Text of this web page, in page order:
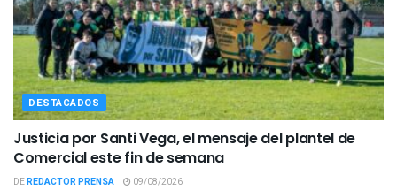
DESTACADOS
Justicia por Santi Vega, el mensaje del plantel de
Comercial este fin de semana
DEREDACTOR PRENSA 09/08/2026